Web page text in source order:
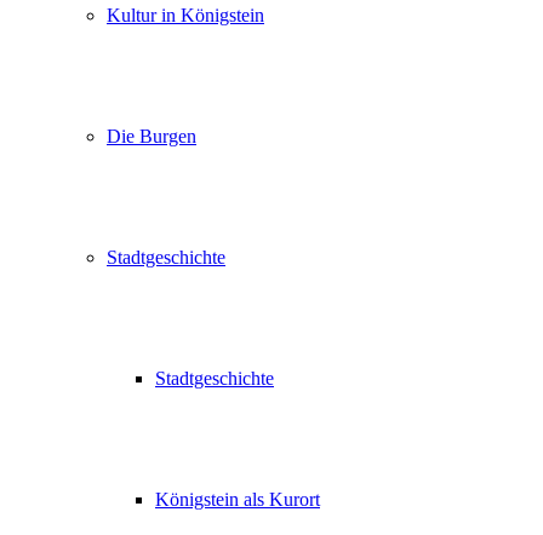
Kultur in Königstein
Die Burgen
Stadtgeschichte
Stadtgeschichte
Königstein als Kurort